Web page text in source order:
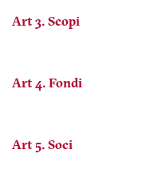
Art 3. Scopi
Art 4. Fondi
Art 5. Soci